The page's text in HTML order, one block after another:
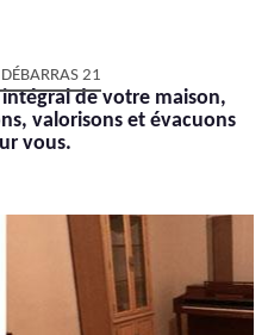
21
de votre maison,
valorisons et évacuons
vous.